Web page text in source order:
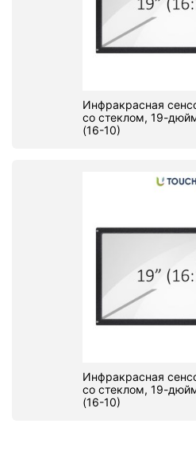
Инфракрасная
со стеклом, 19-
(16-10)
Инфракрасная
со стеклом, 19-
(16-10)